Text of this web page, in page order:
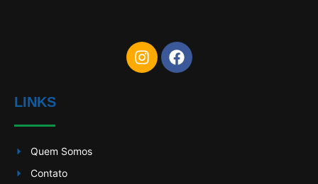
LINKS
Quem Somos
Contato